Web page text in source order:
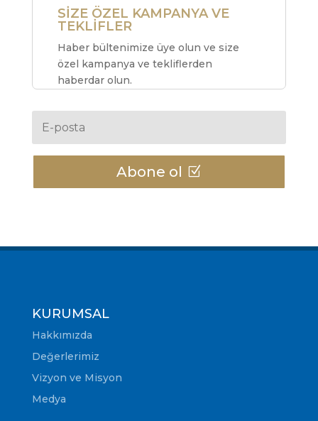
SİZE ÖZEL KAMPANYA VE
TEKLİFLER
Haber bültenimize üye olun ve size
özel kampanya ve tekliflerden
haberdar olun.
Abone ol
KURUMSAL
Hakkımızda
Değerlerimiz
Vizyon ve Misyon
Medya